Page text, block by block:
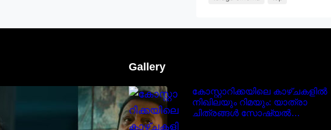
ടീസർ പുറത്ത്;
വേഷത്തിൽ നിറഞ്ഞാടി
ഗോപി..
Gallery
കോസ്റ്റാറിക്കയിലെ കാഴ്ചകളിൽ
നിഖിലയും റിമയും: യാത്രാ
ചിത്രങ്ങൾ സോഷ്യൽ